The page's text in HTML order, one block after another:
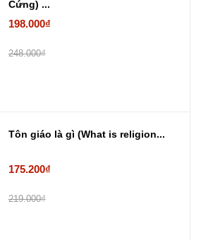
Cứng) ...
198.000₫
248.000₫
Tôn giáo là gì (What is religion...
175.200₫
219.000₫